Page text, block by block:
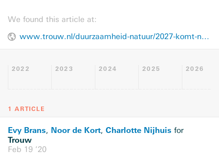
We found this article at:
www.trouw.nl/duurzaamheid-natuur/2027-komt-naderbij-maar-waar-blijft-die-natuur~bae42103/
2022 2023 2024 2025 2026
1 ARTICLE
Evy Brans, Noor de Kort, Charlotte Nijhuis for
Trouw
Feb 19 ’20